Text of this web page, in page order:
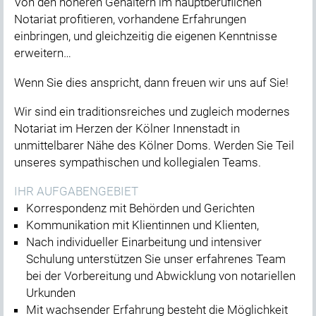
Notariat profitieren, vorhandene Erfahrungen
einbringen, und gleichzeitig die eigenen Kenntnisse
erweitern…
Wenn Sie dies anspricht, dann freuen wir uns auf Sie!
Wir sind ein traditionsreiches und zugleich modernes
Notariat im Herzen der Kölner Innenstadt in
unmittelbarer Nähe des Kölner Doms. Werden Sie Teil
unseres sympathischen und kollegialen Teams.
IHR AUFGABENGEBIET
Korrespondenz mit Behörden und Gerichten
Kommunikation mit Klientinnen und Klienten,
Nach individueller Einarbeitung und intensiver
Schulung unterstützen Sie unser erfahrenes Team
bei der Vorbereitung und Abwicklung von notariellen
Urkunden
Mit wachsender Erfahrung besteht die Möglichkeit